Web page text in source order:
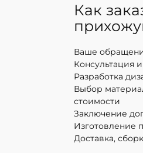
Как
Ваше
Консультация
Разработка
Выбор
стоимости
Заключение
Изготовление
Доставка,